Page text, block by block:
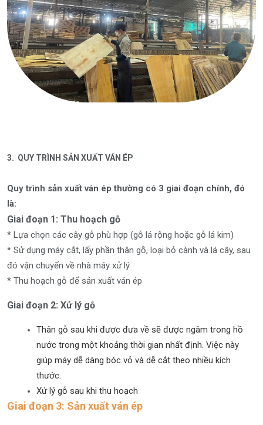
3. QUY TRÌNH SẢN XUẤT VÁN ÉP
Quy trình sản xuất ván ép thường có 3 giai đoạn chính, đó
là:
Giai đoạn 1: Thu hoạch gỗ
* Lựa chọn các cây gỗ phù hợp (gỗ lá rộng hoặc gỗ lá kim)
* Sử dụng máy cắt, lấy phần thân gỗ, loại bỏ cành và lá cây, sau
đó vận chuyển về nhà máy xử lý
* Thu hoạch gỗ để sản xuất ván ép
Giai đoạn 2: Xử lý gỗ
Thân gỗ sau khi được đưa về sẽ được ngâm trong hồ
nước trong một khoảng thời gian nhất định. Việc này
giúp máy dễ dàng bóc vỏ và dễ cắt theo nhiều kích
thước.
Xử lý gỗ sau khi thu hoạch
Giai đoạn 3: Sản xuất ván ép